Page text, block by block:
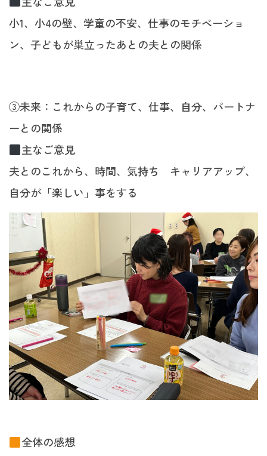
小1、小4の壁、学童の不安、仕事のモチベーショ
ン、子どもが巣立ったあとの夫との関係
③未来：これからの子育て、仕事、自分、パートナ
ーとの関係
主なご意見
夫とのこれから、時間、気持ち キャリアアップ、
自分が「楽しい」事をする
全体の感想